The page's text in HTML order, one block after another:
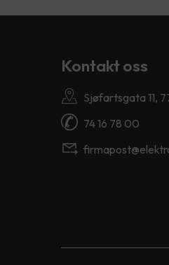
Kontakt oss
Sjøfartsgata 11,
74 16 78 00